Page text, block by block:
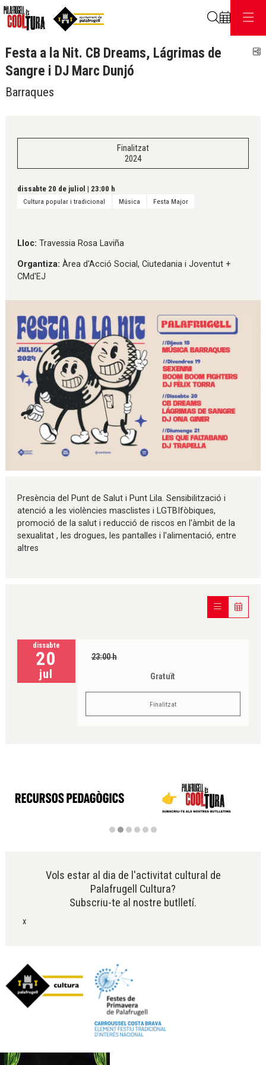
Festa a la Nit. CB Dreams, Lágrimas de
Sangre i DJ Marc Dunjó
Barraques
Finalitzat
2024
dissabte 20 de juliol | 23:00 h
Cultura popular i tradicional Música Festa Major
Lloc: Travessia Rosa Laviña
Organtiza: Àrea d'Acció Social, Ciutedania i Joventut +
CMd'EJ
Presència del Punt de Salut i Punt Lila. Sensibilització i
atenció a les violències masclistes i LGTBIfòbiques,
promoció de la salut i reducció de riscos en l'àmbit de la
sexualitat , les drogues, les pantalles i l'alimentació, entre
altres
dissabte
20
jul
23:00 h
Gratuït
Finalitzat
Vols estar al dia de l'activitat cultural de
Palafrugell Cultura?
Subscriu-te al nostre butlletí.
x